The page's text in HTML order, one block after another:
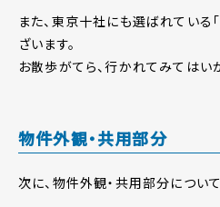
また、東京十社にも選ばれている
ざいます。
お散歩がてら、行かれてみてはい
物件外観・共用部分
次に、物件外観・共用部分につい